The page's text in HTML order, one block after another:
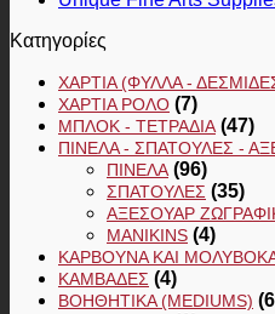
Κατηγορίες
ΧΑΡΤΙΆ (ΦΎΛΛΑ -
ΧΑΡΤΙΆ ΡΟΛΌ (7)
ΜΠΛΟΚ - ΤΕΤΡΆΔΙΑ (47)
ΠΙΝΈΛΑ - ΣΠΆΤΟΥΛΕΣ -
ΠΙΝΈΛΑ (96)
ΣΠΆΤΟΥΛΕΣ (35)
ΑΞΕΣΟΥΆΡ
MANIKINS (4)
ΚΆΡΒΟΥΝΑ ΚΑΙ
ΚΑΜΒΆΔΕΣ (4)
ΒΟΗΘΗΤΙΚΆ (MEDIUMS)